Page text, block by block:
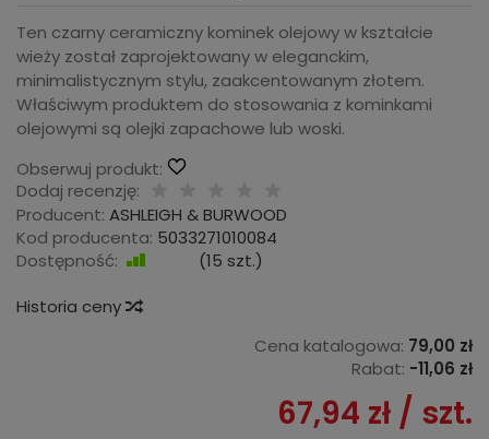
Ten czarny ceramiczny kominek olejowy w kształcie
wieży został zaprojektowany w eleganckim,
minimalistycznym stylu, zaakcentowanym złotem.
Właściwym produktem do stosowania z kominkami
olejowymi są olejki zapachowe lub woski.
Obserwuj produkt:
Dodaj recenzję:
Producent: ASHLEIGH & BURWOOD
Kod producenta: 5033271010084
Dostępność:
(15 szt.)
Historia ceny
Cena katalogowa: 79,00 zł
Rabat: -11,06 zł
67,94 zł / szt.